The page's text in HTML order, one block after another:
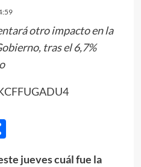
otro impacto en la
tras el 6,7%
Compartir
jueves cuál fue la